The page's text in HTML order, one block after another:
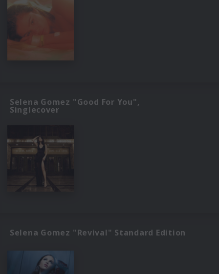
Selena Gomez "Good For You",
Singlecover
Selena Gomez "Revival" Standard Edition